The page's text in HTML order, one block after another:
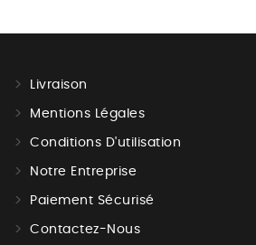
Livraison
Mentions Légales
Conditions D'utilisation
Notre Entreprise
Paiement Sécurisé
Contactez-Nous